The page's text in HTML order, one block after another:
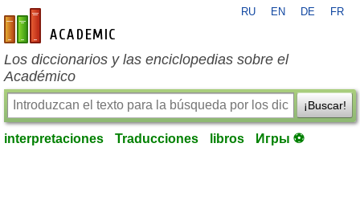
es-academic.com
RU EN DE FR
Los diccionarios y las enciclopedias sobre el
Académico
¡Buscar!
interpretaciones Traducciones libros Игры ⚽